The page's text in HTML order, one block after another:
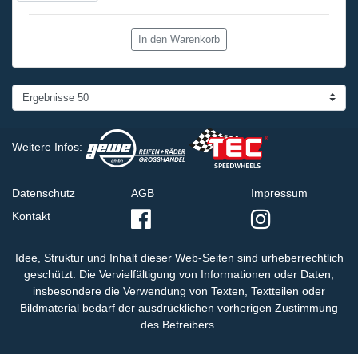
In den Warenkorb
Weitere Infos:
Datenschutz
Kontakt
AGB Impressum
Idee, Struktur und Inhalt dieser Web-Seiten sind urheberrechtlich
geschützt. Die Vervielfältigung von Informationen oder Daten,
insbesondere die Verwendung von Texten, Textteilen oder
Bildmaterial bedarf der ausdrücklichen vorherigen Zustimmung
des Betreibers.